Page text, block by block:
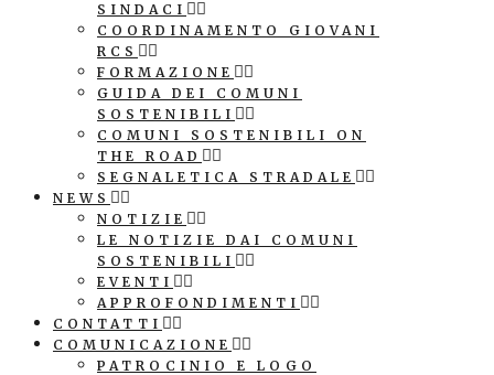
SINDACI
COORDINAMENTO GIOVANI
RCS
FORMAZIONE
GUIDA DEI COMUNI
SOSTENIBILI
COMUNI SOSTENIBILI ON
THE ROAD
SEGNALETICA STRADALE
NEWS
NOTIZIE
LE NOTIZIE DAI COMUNI
SOSTENIBILI
EVENTI
APPROFONDIMENTI
CONTATTI
COMUNICAZIONE
PATROCINIO E LOGO